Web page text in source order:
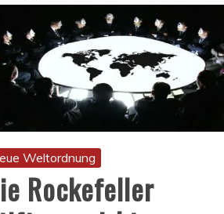
Weltordnung
Rockefeller